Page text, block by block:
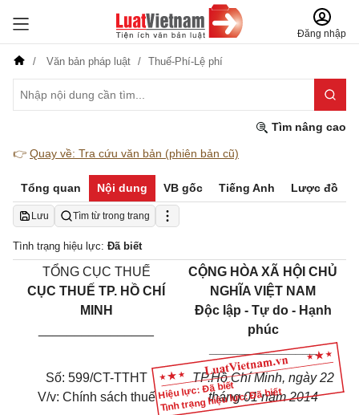
Đăng nhập
Văn bản pháp luật Thuế-Phí-Lệ phí
Tìm nâng cao
👉 Quay về: Tra cứu văn bản (phiên bản cũ)
Tổng quan Nội dung VB gốc Tiếng Anh Lược đồ
Lưu Tìm từ trong trang
Tình trạng hiệu lực: Đã biết
Hiệu lực: Đã biết
Tình trạng hiệu lực: Đã biết
TỔNG CỤC THUẾ
CỤC THUẾ TP. HỒ CHÍ
MINH
CỘNG HÒA XÃ HỘI CHỦ
NGHĨA VIỆT NAM
Độc lập - Tự do - Hạnh
phúc
_______________
Số: 599/CT-TTHT
V/v: Chính sách thuế
TP.Hồ Chí Minh, ngày 22
tháng 01 năm 2014